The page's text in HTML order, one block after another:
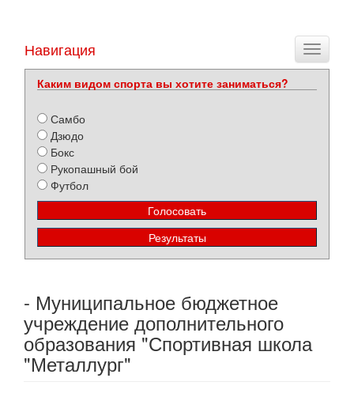
Toggle
Навигация
Каким видом спорта вы хотите заниматься?
Самбо
Дзюдо
Бокс
Рукопашный бой
Футбол
- Муниципальное бюджетное
учреждение дополнительного
образования "Спортивная школа
"Металлург"